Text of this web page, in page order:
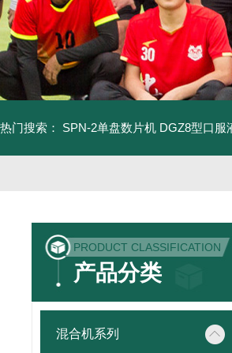
热门搜索： SPN-2单盘数片机 DGZ8型口服
PRODUCT CLASSIFICATION
产品分类
混合机系列